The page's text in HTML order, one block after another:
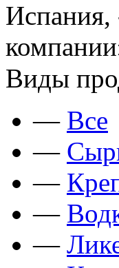
Виды
— Все
—
—
—
—